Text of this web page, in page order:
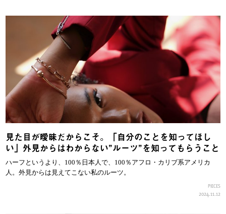
見た目が曖昧だからこそ。「自分のことを知ってほし
い」外見からはわからない”ルーツ”を知ってもらうこと
ハーフというより、100％日本人で、100％アフロ・カリブ系アメリカ
人。外見からは見えてこない私のルーツ。
PIECES
2024.11.12